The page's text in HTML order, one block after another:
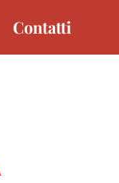
Contatti